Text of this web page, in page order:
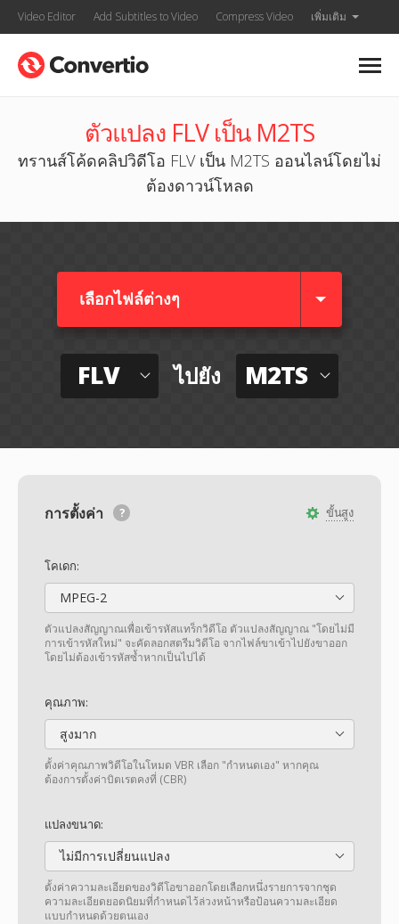
Video Editor Add Subtitles to Video Compress Video เพิ่มเติม
ตัวแปลง FLV เป็น M2TS
ทรานส์โค้ดคลิปวิดีโอ FLV เป็น M2TS ออนไลน์โดยไม่
ต้องดาวน์โหลด
เลือกไฟล์ต่างๆ​
FLV ไปยัง M2TS
ขั้นสูง
การตั้งค่า
โคเดก:
MPEG-2
ตัวแปลงสัญญาณเพื่อเข้ารหัสแทร็กวิดีโอ ตัวแปลงสัญญาณ "โดยไม่มี
การเข้ารหัสใหม่" จะคัดลอกสตรีมวิดีโอ จากไฟล์ขาเข้าไปยังขาออก
โดยไม่ต้องเข้ารหัสซ้ำหากเป็นไปได้
คุณภาพ:
สูงมาก
ตั้งค่าคุณภาพวิดีโอในโหมด VBR เลือก "กำหนดเอง" หากคุณ
ต้องการตั้งค่าบิตเรตคงที่ (CBR)
แปลงขนาด:
ไม่มีการเปลี่ยนแปลง
ตั้งค่าความละเอียดของวิดีโอขาออกโดยเลือกหนึ่งรายการจากชุด
ความละเอียดยอดนิยมที่กำหนดไว้ล่วงหน้าหรือป้อนความละเอียด
แบบกำหนดด้วยตนเอง